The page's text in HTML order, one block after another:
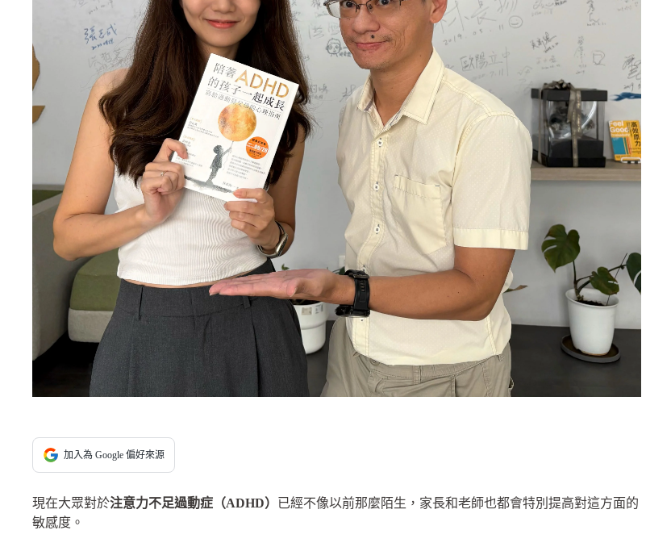
加入為 Google 偏好來源
現在大眾對於注意力不足過動症（ADHD）
已經不像以前那麼陌生，家長和老師也都會特別提高對這方面的
敏感度。